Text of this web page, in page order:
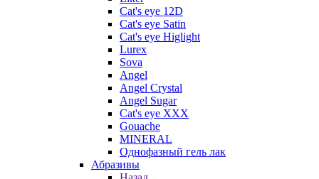
Cat's eye 12D
Cat's eye Satin
Cat's eye Higlight
Lurex
Sova
Angel
Angel Crystal
Angel Sugar
Cat's eye XXX
Gouache
MINERAL
Однофазный гель лак
Абразивы